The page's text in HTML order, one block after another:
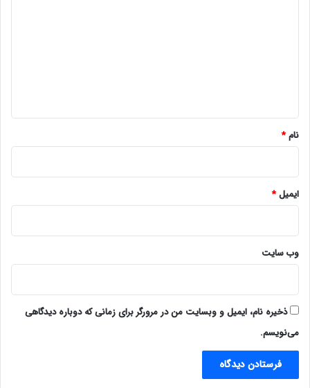
نام*
ایمیل*
وب‌ سایت
ذخیره نام، ایمیل و وبسایت من در مرورگر برای زمانی که دوباره دیدگاهی
می‌نویسم.